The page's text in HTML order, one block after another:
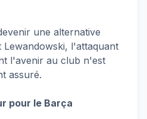
une alternative
Lewandowski, l'attaquant
l'avenir au club n'est
assuré.
pour le Barça